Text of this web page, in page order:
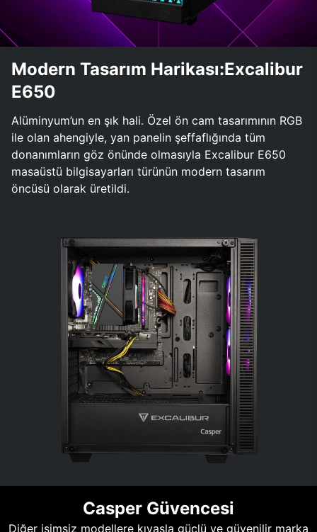
Modern Tasarım Harikası:Excalibur
E650
Alüminyum’un en şık hali. Özel ön cam tasarımının RGB
ile olan ahengiyle, yan panelin şeffaflığında tüm
donanımların göz önünde olmasıyla Excalibur E650
masaüstü bilgisayarları türünün modern tasarım
öncüsü olarak üretildi.
Casper Güvencesi
Diğer isimsiz modellere kıyasla güçlü ve güvenilir marka